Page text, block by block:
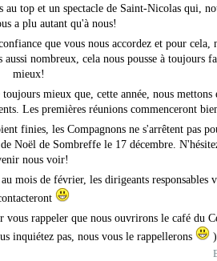
au top et un spectacle de Saint-Nicolas qui,
a plu autant qu'à nous!
que vous nous accordez et pour cela,
nombreux, cela nous pousse à toujours
mieux!
mieux que, cette année, nous mettons
Les premières réunions commenceront
finies, les Compagnons ne s'arrêtent pas
Noël de Sombreffe le 17 décembre.
nous voir!
mois de février, les dirigeants responsables
rappeler que nous ouvrirons le café du
inquiétez pas, nous vous le rappellerons
)